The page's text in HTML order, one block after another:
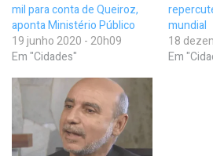
mil para conta de Queiroz,
aponta Ministério Público
19 junho 2020 - 20h09
Em "Cidades"
mundial
18
Em